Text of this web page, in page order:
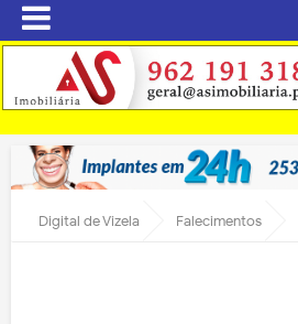
Digital de Vizela Falecimentos